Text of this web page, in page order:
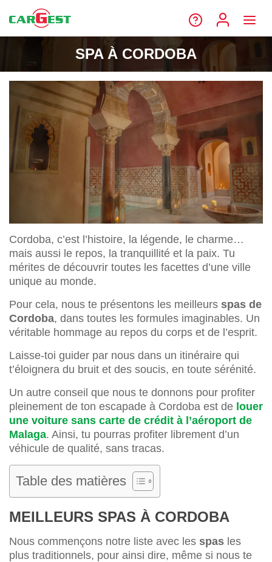
SPA À CORDOBA
Cordoba, c’est l’histoire, la légende, le charme…
mais aussi le repos, la tranquillité et la paix. Tu
mérites de découvrir toutes les facettes d’une ville
unique au monde.
Pour cela, nous te présentons les meilleurs spas de
Cordoba, dans toutes les formules imaginables. Un
véritable hommage au repos du corps et de l’esprit.
Laisse-toi guider par nous dans un itinéraire qui
t’éloignera du bruit et des soucis, en toute sérénité.
Un autre conseil que nous te donnons pour profiter
pleinement de ton escapade à Cordoba est de louer
une voiture sans carte de crédit à l’aéroport de
Malaga. Ainsi, tu pourras profiter librement d’un
véhicule de qualité, sans tracas.
Table des matières
MEILLEURS SPAS À CORDOBA
Nous commençons notre liste avec les spas les
plus traditionnels, pour ainsi dire, même si nous te